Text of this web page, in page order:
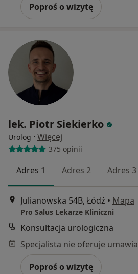
Poproś o wizytę
lek. Piotr Siekierko
Urolog · Więcej
375 opinii
Adres 1 Adres 2 Adres 3
Julianowska 54B, Łódź • Mapa
Pro Salus Lekarze Kliniczni
Konsultacja urologiczna
Poproś o wizytę